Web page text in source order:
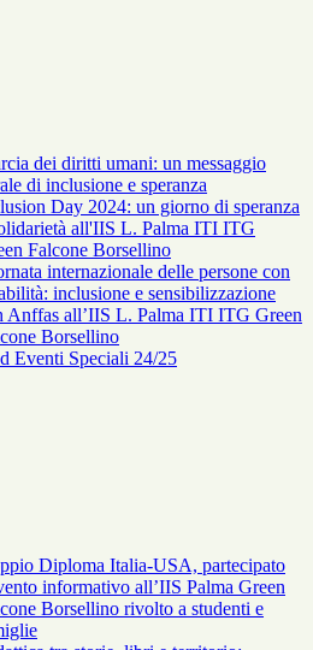
dei diritti umani: un messaggio
di inclusione e speranza
Day 2024: un giorno di speranza
all'IIS L. Palma ITI ITG
Falcone Borsellino
internazionale delle persone con
inclusione e sensibilizzazione
Anffas all’IIS L. Palma ITI ITG Green
Borsellino
Eventi Speciali 24/25
Diploma Italia-USA, partecipato
informativo all’IIS Palma Green
Borsellino rivolto a studenti e